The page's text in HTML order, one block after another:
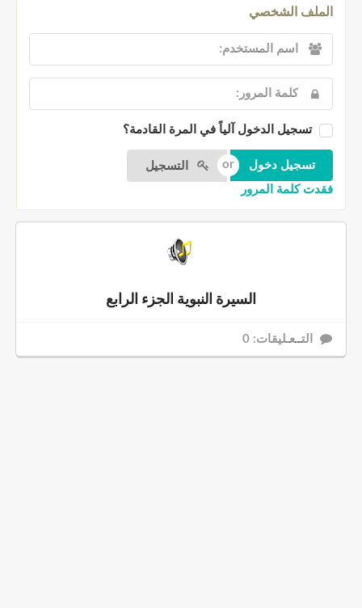
الملف الشخصي
تسجيل الدخول آلياً في المرة القادمة؟
التسجيل
فقدت كلمة المرور
السيرة النبوية الجزء الرابع
التــعـليقات: 0